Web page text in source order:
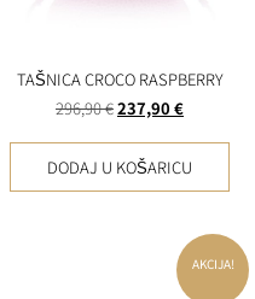
TAŠNICA CROCO RASPBERRY
296,90€237,90 €
DODAJ U KOŠARICU
AKCIJA!